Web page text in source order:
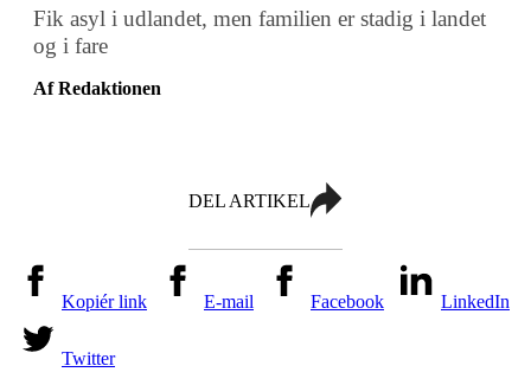
Fik asyl i udlandet, men familien er stadig i landet
og i fare
Af Redaktionen
DEL ARTIKEL
Kopiér link E-mail Facebook LinkedIn
Twitter